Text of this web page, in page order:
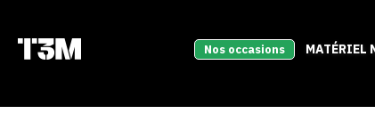
Nos occasions MATÉRIEL